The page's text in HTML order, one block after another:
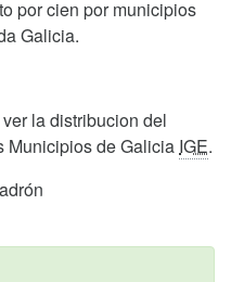
por cien por municipios
Galicia.
la distribucion del
Municipios de Galicia IGE.